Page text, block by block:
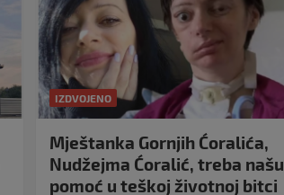
IZDVOJENO
Mještanka Gornjih Ćoralića,
Nudžejma Ćoralić, treba našu
pomoć u teškoj životnoj bitci